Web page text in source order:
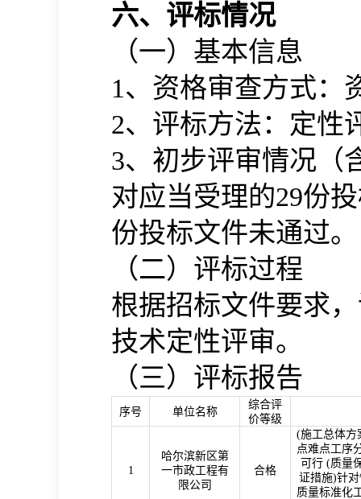
六、评标情况
（一）基本信息
1、资格审查方式：
2、评标方法：定性
3、初步评审情况（
对应当受理的29份
份投标文件未通过。
（二）评标过程
根据招标文件要求
技术定性评审。
（三）评标报告
序号 单位名称
综合评
价等级
1
哈尔滨新区第
一市政工程有
限公司
合格
(施工总体方
点难点工序
可行 (质量
证措施)针
质量标准化